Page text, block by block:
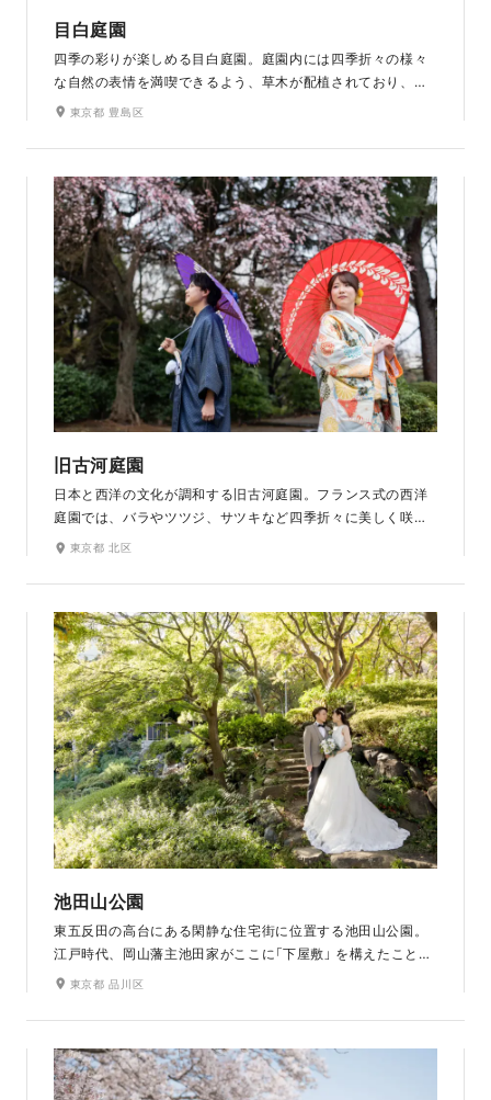
目白庭園
四季の彩りが楽しめる目白庭園。庭園内には四季折々の様々
な自然の表情を満喫できるよう、草木が配植されており、そ
の彩りはおふたりの特別な和の装いを引き立ててくれます。
六角浮見堂など和の風情を感じるスポットでの撮影が叶いま
す。
東京都 豊島区
旧古河庭園
日本と西洋の文化が調和する旧古河庭園。フランス式の西洋
庭園では、バラやツツジ、サツキなど四季折々に美しく咲き
誇る花々とともに、彩り鮮やかな異国情緒を感じさせる写真
周りを散策しながら景観を楽しめる日本庭園も。自然豊かな
庭園内で新緑や紅葉とおふたりの和装姿との色合わせをお楽
しみください。
東京都 北区
池田山公園
東五反田の高台にある閑静な住宅街に位置する池田山公園。
江戸時代、岡山藩主池田家がここに「下屋敷」 を構えたことが
その名の由来となっています。起伏に富んだ地形を生かし、
す。桜やアジサイ、ツツジなども美しく、四季折々の自然を
楽しめる日本庭園です。
東京都 品川区